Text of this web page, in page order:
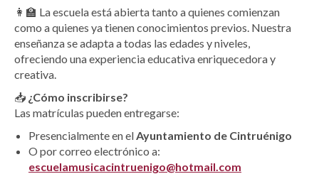
👩‍🏫 La escuela está abierta tanto a quienes comienzan
como a quienes ya tienen conocimientos previos. Nuestra
enseñanza se adapta a todas las edades y niveles,
ofreciendo una experiencia educativa enriquecedora y
creativa.
📥 ¿Cómo inscribirse?
Las matrículas pueden entregarse:
Presencialmente en elAyuntamiento de Cintruénigo
O por correo electrónico a:
escuelamusicacintruenigo@hotmail.com